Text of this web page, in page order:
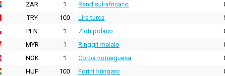
ZAR
1 Rand sul-africano
TRY
100 Lira turca
PLN
1 Zloti polaco
MYR
1 Ringgit malaio
NOK
1 Coroa norueguesa
HUF
100 Forint húngaro